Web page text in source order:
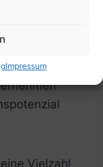
Impressum
und begann
Vielzahl